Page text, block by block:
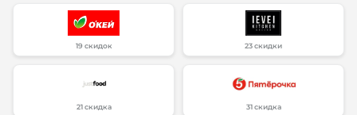
19 скидок 23 скидки
21 скидка 31 скидка